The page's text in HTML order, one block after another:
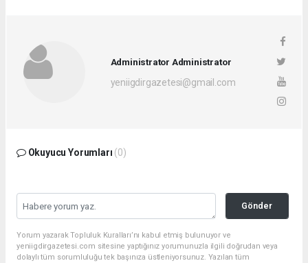
Administrator Administrator
yeniigdirgazetesi@gmail.com
Okuyucu Yorumları (0)
Gönder
Yorum yazarak Topluluk Kuralları’nı kabul etmiş bulunuyor ve
yeniigdirgazetesi.com sitesine yaptığınız yorumunuzla ilgili doğrudan veya
dolaylı tüm sorumluluğu tek başınıza üstleniyorsunuz. Yazılan tüm